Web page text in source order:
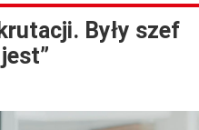
Były szef